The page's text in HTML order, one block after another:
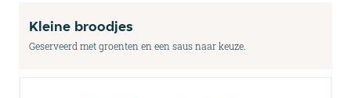
Kleine broodjes
Geserveerd met groenten en een saus naar keuze.